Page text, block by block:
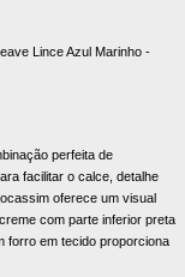
Lince Azul Marinho -
perfeita de
facilitar o calce, detalhe
oferece um visual
com parte inferior preta
forro em tecido proporciona